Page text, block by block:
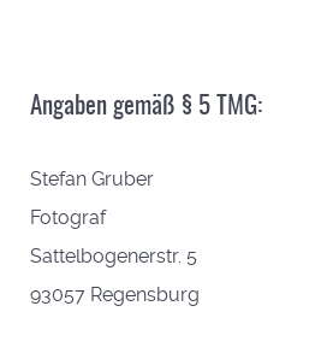
Angaben gemäß § 5 TMG:
Stefan Gruber
Fotograf
Sattelbogenerstr. 5
93057 Regensburg